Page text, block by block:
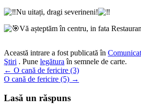
Nu uitați, dragi severineni!
Vă așteptăm în centru, in fata
Această intrare a fost publicată în
Ştiri . Pune legătura în semnele de carte.
Navigare
în
articole
← O cană de fericire (3)
O cană de fericire (5) →
Lasă un răspuns